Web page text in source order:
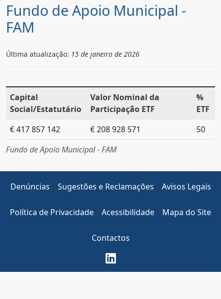
Fundo de Apoio Municipal -
FAM
Última atualização: 15 de janeiro de 2026
Fundo de Apoio Municipal - FAM
Capital
Social/Estatutário
Valor Nominal da
Participação ETF
%
ETF
€ 417 857 142
€ 208 928 571 50
Denúncias Sugestões e Reclamações Avisos Legais
Política de Privacidade Acessibilidade Mapa do Site
Contactos